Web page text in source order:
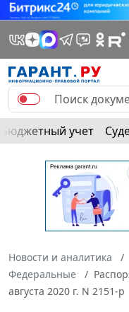
Бюджетный учет
Новости и аналитика
Федеральные
августа 2020 г. N 2151-р